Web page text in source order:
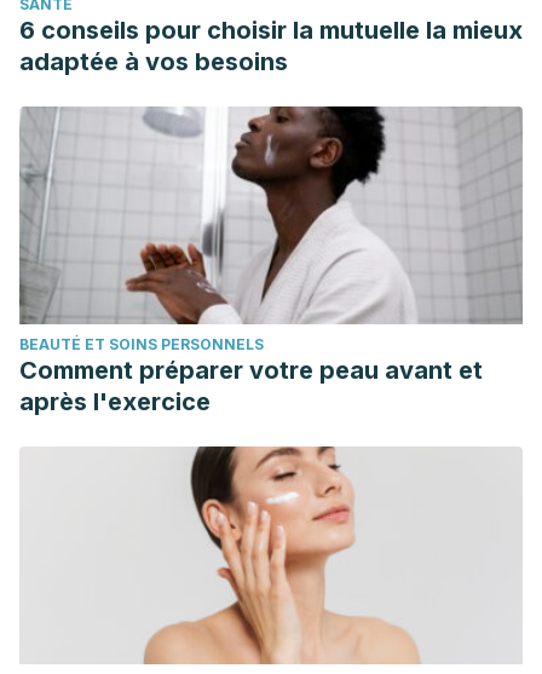
SANTÉ
6 conseils pour choisir la mutuelle la mieux
adaptée à vos besoins
BEAUTÉ ET SOINS PERSONNELS
Comment préparer votre peau avant et
après l'exercice